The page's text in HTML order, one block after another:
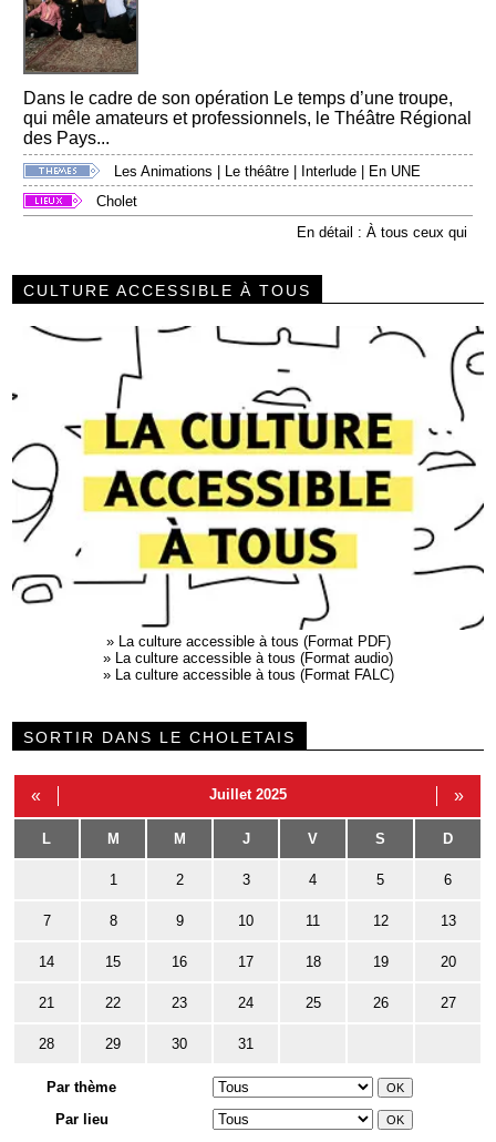
Dans le cadre de son opération Le temps d’une troupe,
qui mêle amateurs et professionnels, le Théâtre Régional
des Pays...
Les Animations | Le théâtre | Interlude | En UNE
Cholet
En détail : À tous ceux qui
CULTURE ACCESSIBLE À TOUS
» La culture accessible à tous (Format PDF)
» La culture accessible à tous (Format audio)
» La culture accessible à tous (Format FALC)
SORTIR DANS LE CHOLETAIS
« Juillet 2025 »
L M M J V S D
1 2 3 4 5 6
7 8 9 10 11 12 13
14 15 16 17 18 19 20
21 22 23 24 25 26 27
28 29 30 31
Par thème
Par lieu